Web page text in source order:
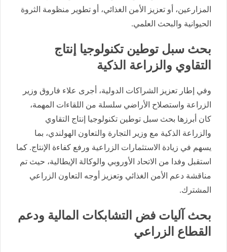
المزارعين، أو تعزيز الأمن الغذائي، أو تطوير منظومة الثروة
الحيوانية والبحث العلمي.
بحث سبل توطين تكنولوجيا إنتاج
التقاوي والزراعة الذكية
وفي إطار تعزيز الشراكات الدولية، أجرى علاء فاروق وزير
الزراعة واستصلاح الأراضي سلسلة من اللقاءات المهمة،
كان أبرزها بحث سبل توطين تكنولوجيا إنتاج التقاوي
والزراعة الذكية مع وزير التجارة والتعاون الهولندي، بما
يسهم في زيادة الاستثمارات الزراعية ورفع كفاءة الإنتاج. كما
استقبل وفدا من الاتحاد الأوروبي والوكالة الإيطالية، حيث تم
مناقشة دعم الأمن الغذائي وتعزيز أوجه التعاون الزراعي
المشترك.
بحث آليات فض التشابكات المالية ودعم
القطاع الزراعي